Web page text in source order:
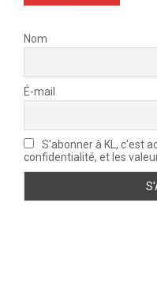
Nom
É-mail
S'abonner à KL, c'est
confidentialité, et les